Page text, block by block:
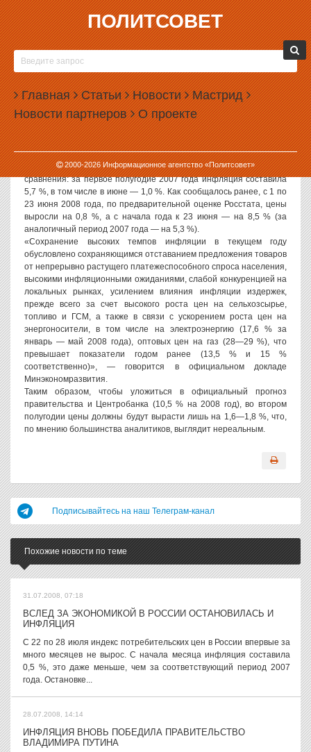
ПОЛИТСОВЕТ
Главная Статьи Новости Мастрид
Новости партнеров О проекте
2000-2026Информационное агентство «Политсовет»
01.07.2008, 10:57
ИНФЛЯЦИЯ НЕ СЛУШАЕТСЯ ПРАВИТЕЛЬСТВА
ВЛАДИМИРА ПУТИНА
Инфляция в РФ в первом полугодии 2008 года, по оценке
Минэкономразвития, составит 8,7—8,9 %. Как сообщают «Новые
известия», об этом говорится в распространенном
министерством в понедельник мониторинге ситуации в экономике
страны.
В июне МЭР оценивает рост цен на уровне 0,9—1,1 %. Для
сравнения: за первое полугодие 2007 года инфляция составила
5,7 %, в том числе в июне — 1,0 %. Как сообщалось ранее, с 1 по
23 июня 2008 года, по предварительной оценке Росстата, цены
выросли на 0,8 %, а с начала года к 23 июня — на 8,5 % (за
аналогичный период 2007 года — на 5,3 %).
«Сохранение высоких темпов инфляции в текущем году
обусловлено сохраняющимся отставанием предложения товаров
от непрерывно растущего платежеспособного спроса населения,
высокими инфляционными ожиданиями, слабой конкуренцией на
локальных рынках, усилением влияния инфляции издержек,
прежде всего за счет высокого роста цен на сельхозсырье,
топливо и ГСМ, а также в связи с ускорением роста цен на
энергоносители, в том числе на электроэнергию (17,6 % за
январь — май 2008 года), оптовых цен на газ (28—29 %), что
превышает показатели годом ранее (13,5 % и 15 %
соответственно)», — говорится в официальном докладе
Минэкономразвития.
Таким образом, чтобы уложиться в официальный прогноз
правительства и Центробанка (10,5 % на 2008 год), во втором
полугодии цены должны будут вырасти лишь на 1,6—1,8 %, что,
по мнению большинства аналитиков, выглядит нереальным.
Подписывайтесь на наш Телеграм-канал
Похожие новости по теме
31.07.2008, 07:18
ВСЛЕД ЗА ЭКОНОМИКОЙ В РОССИИ ОСТАНОВИЛАСЬ И
ИНФЛЯЦИЯ
С 22 по 28 июля индекс потребительских цен в России впервые за
много месяцев не вырос. С начала месяца инфляция составила
0,5 %, это даже меньше, чем за соответствующий период 2007
года. Остановке...
28.07.2008, 14:14
ИНФЛЯЦИЯ ВНОВЬ ПОБЕДИЛА ПРАВИТЕЛЬСТВО
ВЛАДИМИРА ПУТИНА